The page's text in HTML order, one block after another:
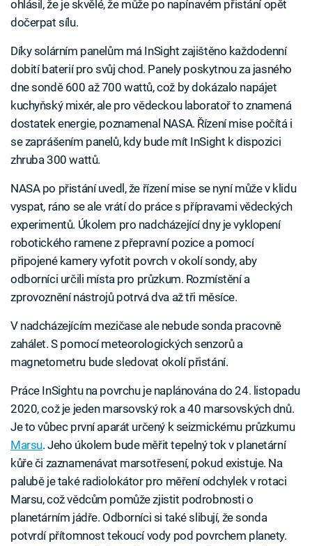
ohlásil, že je skvělé, že může po napínavém přistání opět
dočerpat sílu.
Díky solárním panelům má InSight zajištěno každodenní
dobití baterií pro svůj chod. Panely poskytnou za jasného
dne sondě 600 až 700 wattů, což by dokázalo napájet
kuchyňský mixér, ale pro vědeckou laboratoř to znamená
dostatek energie, poznamenal NASA. Řízení mise počítá i
se zaprášením panelů, kdy bude mít InSight k dispozici
zhruba 300 wattů.
NASA po přistání uvedl, že řízení mise se nyní může v klidu
vyspat, ráno se ale vrátí do práce s přípravami vědeckých
experimentů. Úkolem pro nadcházející dny je vyklopení
robotického ramene z přepravní pozice a pomocí
připojené kamery vyfotit povrch v okolí sondy, aby
odborníci určili místa pro průzkum. Rozmístění a
zprovoznění nástrojů potrvá dva až tři měsíce.
V nadcházejícím mezičase ale nebude sonda pracovně
zahálet. S pomocí meteorologických senzorů a
magnetometru bude sledovat okolí přistání.
Práce InSightu na povrchu je naplánována do 24. listopadu
2020, což je jeden marsovský rok a 40 marsovských dnů.
Je to vůbec první aparát určený k seizmickému průzkumu
Marsu. Jeho úkolem bude měřit tepelný tok v planetární
kůře či zaznamenávat marsotřesení, pokud existuje. Na
palubě je také radiolokátor pro měření odchylek v rotaci
Marsu, což vědcům pomůže zjistit podrobnosti o
planetárním jádře. Odborníci si také slibují, že sonda
potvrdí přítomnost tekoucí vody pod povrchem planety.